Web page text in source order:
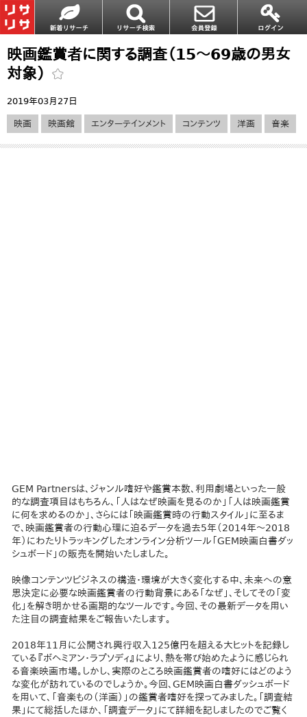
映画鑑賞者に関する調査（15～69歳の男女
対象）
2019年03月27日
映画 映画館 エンターテインメント コンテンツ 洋画 音楽
GEM Partnersは、ジャンル嗜好や鑑賞本数、利用劇場といった一般
的な調査項目はもちろん、「人はなぜ映画を見るのか」「人は映画鑑賞
に何を求めるのか」、さらには「映画鑑賞時の行動スタイル」に至るま
で、映画鑑賞者の行動心理に迫るデータを過去5年（2014年～2018
年）にわたりトラッキングしたオンライン分析ツール「GEM映画白書ダッ
シュボード」の販売を開始いたしました。
映像コンテンツビジネスの構造・環境が大きく変化する中、未来への意
思決定に必要な映画鑑賞者の行動背景にある「なぜ」、そしてその「変
化」を解き明かせる画期的なツールです。今回、その最新データを用い
た注目の調査結果をご報告いたします。
2018年11月に公開され興行収入125億円を超える大ヒットを記録し
ている『ボヘミアン・ラプソディ』により、熱を帯び始めたように感じられ
る音楽映画市場。しかし、実際のところ映画鑑賞者の嗜好にはどのよう
な変化が訪れているのでしょうか。今回、GEM映画白書ダッシュボード
を用いて、「音楽もの（洋画）」の鑑賞者嗜好を探ってみました。「調査結
果」にて総括したほか、「調査データ」にて詳細を記しましたのでご覧く